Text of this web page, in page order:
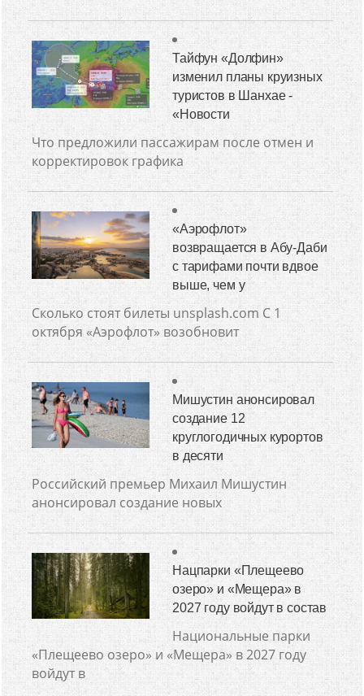
Тайфун «Долфин»
изменил планы круизных
туристов в Шанхае -
«Новости
Что предложили пассажирам после отмен и
корректировок графика
«Аэрофлот»
возвращается в Абу-Даби
с тарифами почти вдвое
выше, чем у
Сколько стоят билеты unsplash.com С 1
октября «Аэрофлот» возобновит
Мишустин анонсировал
создание 12
круглогодичных курортов
в десяти
Российский премьер Михаил Мишустин
анонсировал создание новых
Нацпарки «Плещеево
озеро» и «Мещера» в
2027 году войдут в состав
Национальные парки
«Плещеево озеро» и «Мещера» в 2027 году
войдут в